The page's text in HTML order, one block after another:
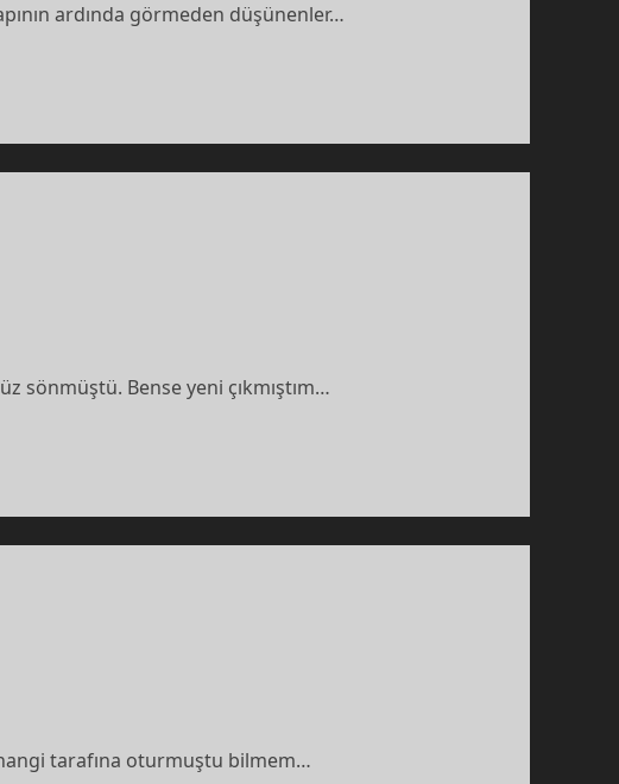
ardında görmeden düşünenler…
sönmüştü. Bense yeni çıkmıştım…
hangi tarafına oturmuştu bilmem…